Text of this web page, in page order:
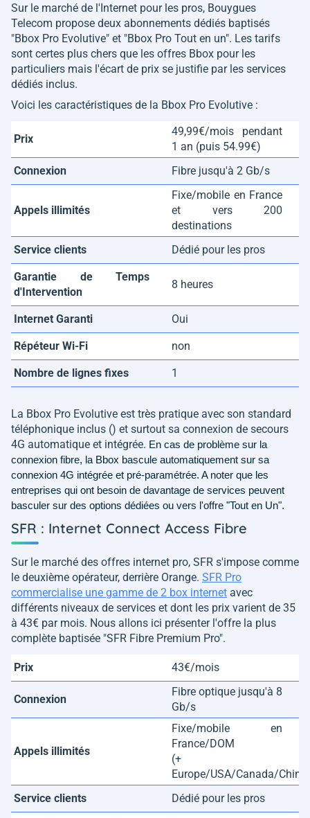
Sur le marché de l'Internet pour les pros, Bouygues
Telecom propose deux abonnements dédiés baptisés
"Bbox Pro Evolutive" et "Bbox Pro Tout en un". Les tarifs
sont certes plus chers que les offres Bbox pour les
particuliers mais l'écart de prix se justifie par les services
dédiés inclus.
Voici les caractéristiques de la Bbox Pro Evolutive :
Prix
49,99€/mois pendant
1 an (puis 54.99€)
Connexion
Fibre jusqu'à 2 Gb/s
Appels illimités
Fixe/mobile en France
et vers 200
destinations
Service clients
Dédié pour les pros
Garantie de Temps
d'Intervention
8 heures
Internet Garanti Oui
Répéteur Wi-Fi non
Nombre de lignes fixes 1
La Bbox Pro Evolutive est très pratique avec son standard
téléphonique inclus () et surtout sa connexion de secours
4G automatique et intégrée. En cas de problème sur la
connexion fibre, la Bbox bascule automatiquement sur sa
connexion 4G intégrée et pré-paramétrée. A noter que les
entreprises qui ont besoin de davantage de services peuvent
basculer sur des options dédiées ou vers l'offre "Tout en Un".
SFR : Internet Connect Access Fibre
Sur le marché des offres internet pro, SFR s'impose comme
le deuxième opérateur, derrière Orange. SFR Pro
commercialise une gamme de 2 box internet avec
différents niveaux de services et dont les prix varient de 35
à 43€ par mois. Nous allons ici présenter l'offre la plus
complète baptisée "SFR Fibre Premium Pro".
Prix 43€/mois
Connexion
Fibre optique jusqu'à 8
Gb/s
Appels illimités
Fixe/mobile en
France/DOM
(+
Europe/USA/Canada/Chine)
Service clients
Dédié pour les pros